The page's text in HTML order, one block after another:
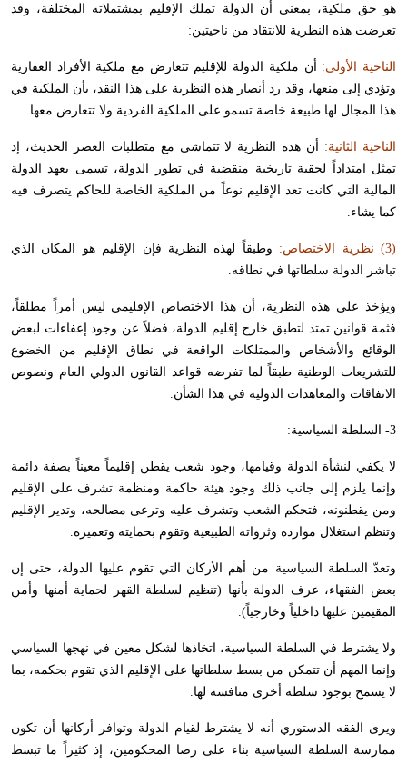
هو حق ملكية، بمعنى أن الدولة تملك الإقليم بمشتملاته المختلفة، وقد
تعرضت هذه النظرية للانتقاد من ناحيتين:
الناحية الأولى: أن ملكية الدولة للإقليم تتعارض مع ملكية الأفراد العقارية
وتؤدي إلى منعها، وقد رد أنصار هذه النظرية على هذا النقد، بأن الملكية في
هذا المجال لها طبيعة خاصة تسمو على الملكية الفردية ولا تتعارض معها.
الناحية الثانية: أن هذه النظرية لا تتماشى مع متطلبات العصر الحديث، إذ
تمثل امتداداً لحقبة تاريخية منقضية في تطور الدولة، تسمى بعهد الدولة
المالية التي كانت تعد الإقليم نوعاً من الملكية الخاصة للحاكم يتصرف فيه
كما يشاء.
(3) نظرية الاختصاص:
وطبقاً لهذه النظرية فإن الإقليم هو المكان الذي
تباشر الدولة سلطاتها في نطاقه.
ويؤخذ على هذه النظرية، أن هذا الاختصاص الإقليمي ليس أمراً مطلقاً،
فثمة قوانين تمتد لتطبق خارج إقليم الدولة، فضلاً عن وجود إعفاءات لبعض
الوقائع والأشخاص والممتلكات الواقعة في نطاق الإقليم من الخضوع
للتشريعات الوطنية طبقاً لما تفرضه قواعد القانون الدولي العام ونصوص
الاتفاقات والمعاهدات الدولية في هذا الشأن.
3- السلطة السياسية:
لا يكفي لنشأة الدولة وقيامها، وجود شعب يقطن إقليماً معيناً بصفة دائمة
وإنما يلزم إلى جانب ذلك وجود هيئة حاكمة ومنظمة تشرف على الإقليم
ومن يقطنونه، فتحكم الشعب وتشرف عليه وترعى مصالحه، وتدير الإقليم
وتنظم استغلال موارده وثرواته الطبيعية وتقوم بحمايته وتعميره.
وتعدّ السلطة السياسية من أهم الأركان التي تقوم عليها الدولة، حتى إن
بعض الفقهاء، عرف الدولة بأنها (تنظيم لسلطة القهر لحماية أمنها وأمن
المقيمين عليها داخلياً وخارجياً).
ولا يشترط في السلطة السياسية، اتخاذها لشكل معين في نهجها السياسي
وإنما المهم أن تتمكن من بسط سلطاتها على الإقليم الذي تقوم بحكمه، بما
لا يسمح بوجود سلطة أخرى منافسة لها.
ويرى الفقه الدستوري أنه لا يشترط لقيام الدولة وتوافر أركانها أن تكون
ممارسة السلطة السياسية بناء على رضا المحكومين، إذ كثيراً ما تبسط